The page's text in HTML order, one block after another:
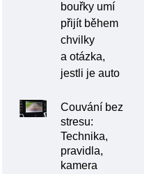
bouřky umí
přijít během
chvilky
a otázka,
jestli je auto
Couvání bez
stresu:
Technika,
pravidla,
kamera